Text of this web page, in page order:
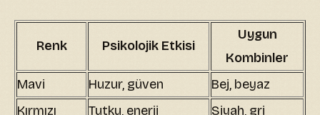
Renk Psikolojik Etkisi
Uygun
Kombinler
Mavi
Huzur, güven
Bej, beyaz
Kırmızı
Tutku, enerji
Siyah, gri